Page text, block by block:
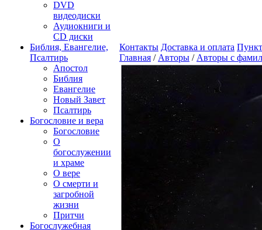
DVD
видеодиски
Аудиокниги и
CD диски
Библия, Евангелие,
Псалтирь
Апостол
Библия
Евангелие
Новый Завет
Псалтирь
Богословие и вера
Богословие
О
богослужении
и храме
О вере
О смерти и
загробной
жизни
Притчи
Богослужебная
Контакты Доставка и оплата
Главная / Авторы / Авторы с